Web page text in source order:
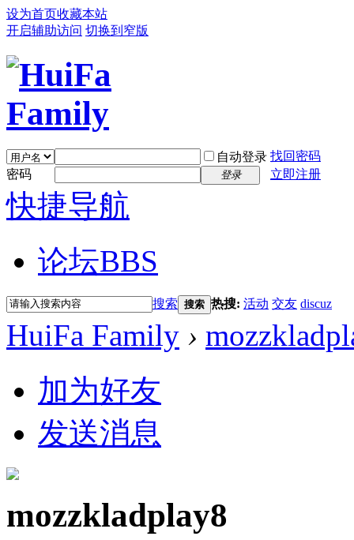
设为首页收藏本站
开启辅助访问 切换到窄版
自动登录 找回密码
密码
登录 立即注册
快捷导航
论坛BBS
搜索 搜索 热搜: 活动 交友 discuz
HuiFa Family ›
加为好友
发送消息
mozzkladplay8